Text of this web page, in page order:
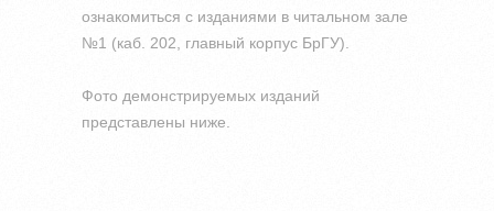
ознакомиться с изданиями в читальном зале
№1 (каб. 202, главный корпус БрГУ).
Фото демонстрируемых изданий
представлены ниже.